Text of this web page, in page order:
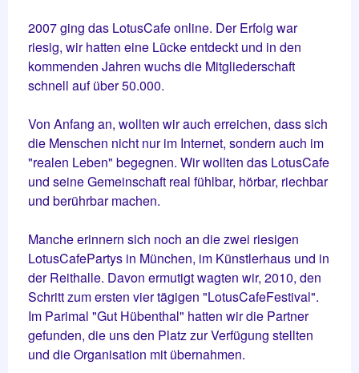
2007 ging das LotusCafe online. Der Erfolg war
riesig, wir hatten eine Lücke entdeckt und in den
kommenden Jahren wuchs die Mitgliederschaft
schnell auf über 50.000.
Von Anfang an, wollten wir auch erreichen, dass sich
die Menschen nicht nur im Internet, sondern auch im
"realen Leben" begegnen. Wir wollten das LotusCafe
und seine Gemeinschaft real fühlbar, hörbar, riechbar
und berührbar machen.
Manche erinnern sich noch an die zwei riesigen
LotusCafePartys in München, im Künstlerhaus und in
der Reithalle. Davon ermutigt wagten wir, 2010, den
Schritt zum ersten vier tägigen "LotusCafeFestival".
Im Parimal "Gut Hübenthal" hatten wir die Partner
gefunden, die uns den Platz zur Verfügung stellten
und die Organisation mit übernahmen.